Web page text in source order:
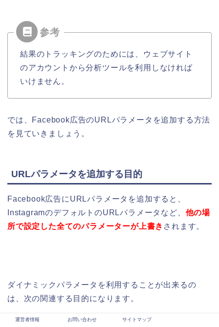
結果のトラッキングのためには、ウェブサイト
のアカウントから分析ツールを利用しなければ
いけません。
では、Facebook広告のURLパラメータを追加する方法
を見ていきましょう。
URLパラメータを追加する目的
Facebook広告にURLパラメータを追加すると、
InstagramのデフォルトのURLパラメータなど、 他の場
所で設定した全てのパラメーターが上書き されます。
ダイナミックパラメータを利用することが出来るの
は、次の関連する目的になります。
運営者情報 お問い合わせ サイトマップ